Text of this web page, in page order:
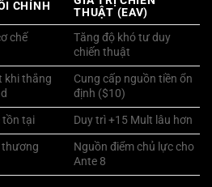
CHÍNH
THUẬT (EAV)
chế
Tăng độ khó tư duy
chiến thuật
khi thắng
Cung cấp nguồn tiền ổn
định ($10)
tồn tại Duy trì +15 Mult lâu hơn
thương
Nguồn điểm chủ lực cho
Ante 8